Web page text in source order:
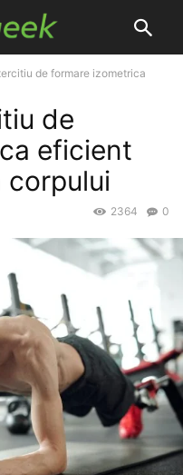
de formare izometrica
de
eficient
corpului
0
2364